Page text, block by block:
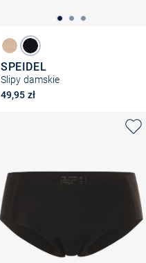
SPEIDEL
Slipy damskie
49,95 zł